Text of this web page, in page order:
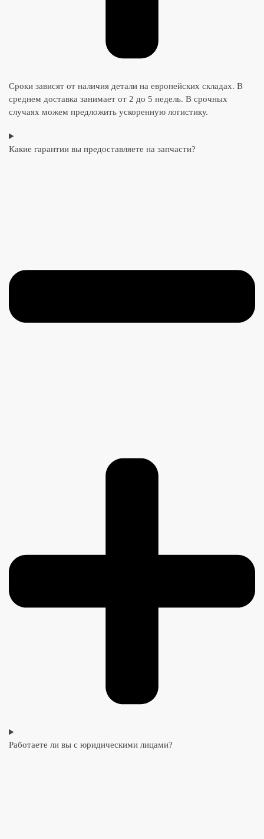
Сроки зависят от наличия детали на европейских складах. В
среднем доставка занимает от 2 до 5 недель. В срочных
случаях можем предложить ускоренную логистику.
Какие гарантии вы предоставляете на запчасти?
Работаете ли вы с юридическими лицами?